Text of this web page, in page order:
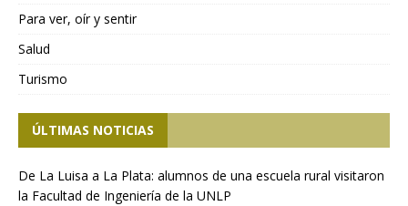
Para ver, oír y sentir
Salud
Turismo
ÚLTIMAS NOTICIAS
De La Luisa a La Plata: alumnos de una escuela rural visitaron
la Facultad de Ingeniería de la UNLP